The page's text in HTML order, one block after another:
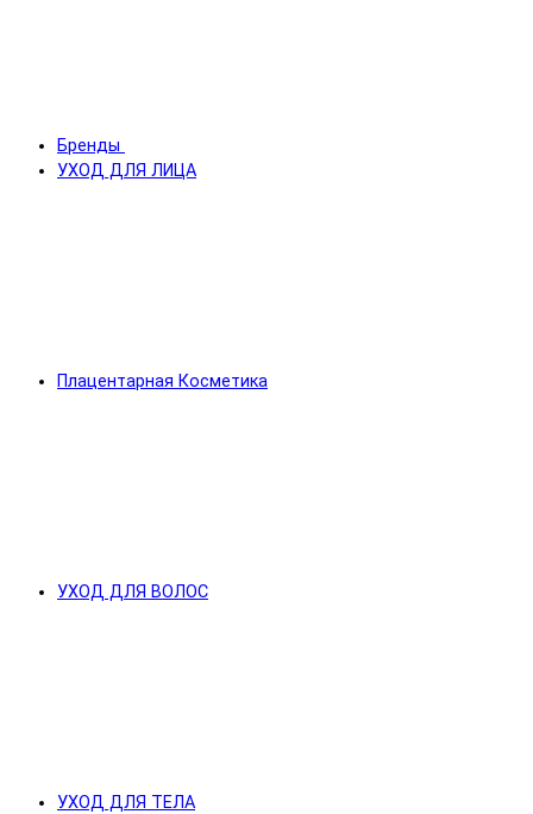
Бренды
УХОД ДЛЯ ЛИЦА
Плацентарная Косметика
УХОД ДЛЯ ВОЛОС
УХОД ДЛЯ ТЕЛА